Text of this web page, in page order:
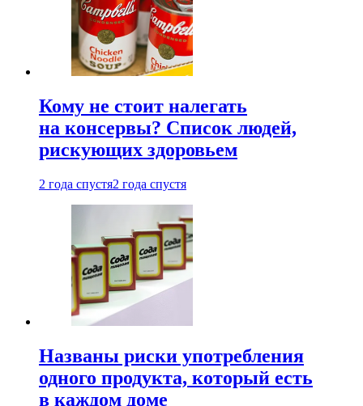
Кому не стоит налегать
на консервы? Список людей,
рискующих здоровьем
2 года спустя2 года спустя
Названы риски употребления
одного продукта, который есть
в каждом доме